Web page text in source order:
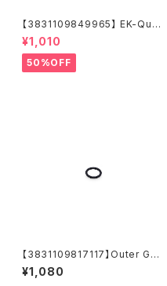
【3831109849965】 EK-Qua
ntum Torque Micro Extend
er Static MF 7 - Gold
¥1,010
50%OFF
【3831109817117】Outer G1/
4 Fitting O-Ring (6pcs)
¥1,080